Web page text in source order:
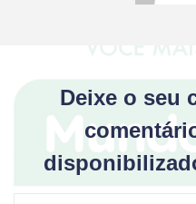
Deixe o seu